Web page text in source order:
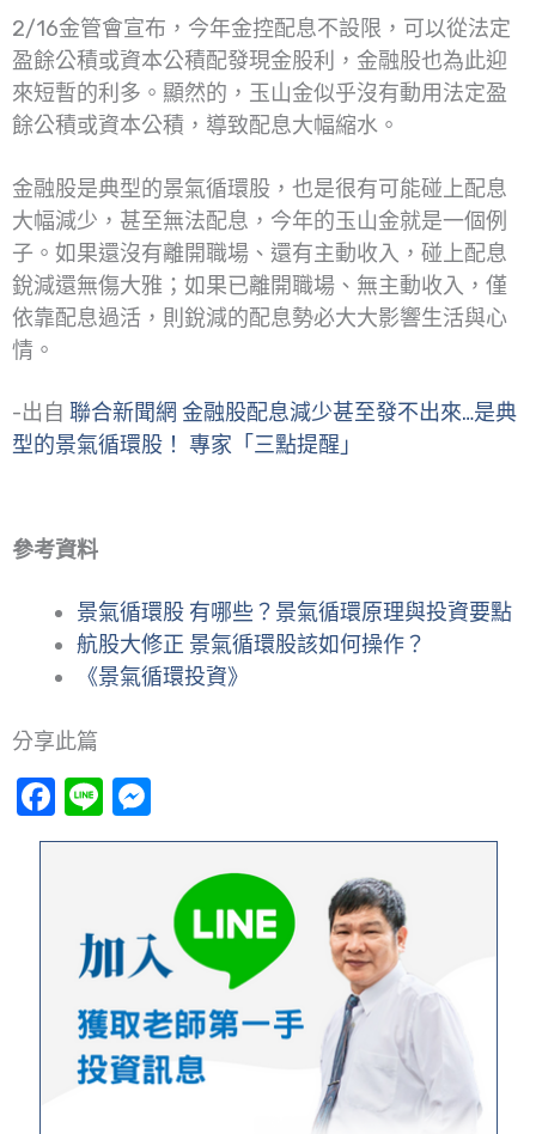
2/16金管會宣布，今年金控配息不設限，可以從法定
盈餘公積或資本公積配發現金股利，金融股也為此迎
來短暫的利多。顯然的，玉山金似乎沒有動用法定盈
餘公積或資本公積，導致配息大幅縮水。
金融股是典型的景氣循環股，也是很有可能碰上配息
大幅減少，甚至無法配息，今年的玉山金就是一個例
子。如果還沒有離開職場、還有主動收入，碰上配息
銳減還無傷大雅；如果已離開職場、無主動收入，僅
依靠配息過活，則銳減的配息勢必大大影響生活與心
情。
-出自 聯合新聞網 金融股配息減少甚至發不出來…是典
型的景氣循環股！ 專家「三點提醒」
參考資料
景氣循環股 有哪些？景氣循環原理與投資要點
航股大修正 景氣循環股該如何操作？
《景氣循環投資》
分享此篇
Facebook
Line